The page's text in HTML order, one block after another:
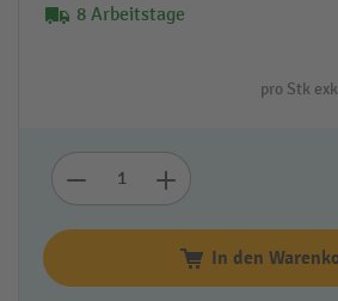
8 Arbeitstage
pro Stk
In den